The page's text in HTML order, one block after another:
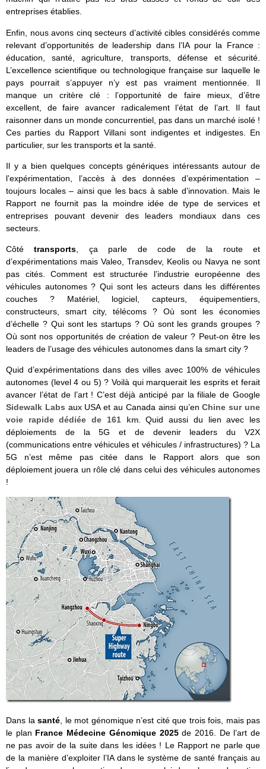
entreprises établies.
Enfin, nous avons cinq secteurs d’activité cibles considérés comme
relevant d’opportunités de leadership dans l’IA pour la France :
éducation, santé, agriculture, transports, défense et sécurité.
L’excellence scientifique ou technologique française sur laquelle le
pays pourrait s’appuyer n’y est pas vraiment mentionnée. Il
manque un critère clé : l’opportunité de faire mieux, d’être
excellent, de faire avancer radicalement l’état de l’art. Il faut
raisonner dans un monde concurrentiel, pas dans un marché isolé !
Ces parties du Rapport Villani sont indigentes et indigestes. En
particulier, sur les transports et la santé.
Il y a bien quelques concepts génériques intéressants autour de
l’expérimentation, l’accès à des données d’expérimentation –
toujours locales – ainsi que les bacs à sable d’innovation. Mais le
Rapport ne fournit pas la moindre idée de type de services et
entreprises pouvant devenir des leaders mondiaux dans ces
secteurs.
Côtétransports , ça parle de code de la route et
d’expérimentations mais Valeo, Transdev, Keolis ou Navya ne sont
pas cités. Comment est structurée l’industrie européenne des
véhicules autonomes ? Qui sont les acteurs dans les différentes
couches ? Matériel, logiciel, capteurs, équipementiers,
constructeurs, smart city, télécoms ? Où sont les économies
d’échelle ? Qui sont les startups ? Où sont les grands groupes ?
Où sont nos opportunités de création de valeur ? Peut-on être les
leaders de l’usage des véhicules autonomes dans la smart city ?
Quid d’expérimentations dans des villes avec 100% de véhicules
autonomes (level 4 ou 5) ? Voilà qui marquerait les esprits et ferait
avancer l’état de l’art ! C’est déjà anticipé par la filiale de Google
Sidewalk Labs aux USA et au Canada ainsi qu’enChine sur une
voie rapide dédiée de 161 km. Quid aussi du lien avec les
déploiements de la 5G et de devenir leaders du V2X
(communications entre véhicules et véhicules / infrastructures) ? La
5G n’est même pas citée dans le Rapport alors que son
déploiement jouera un rôle clé dans celui des véhicules autonomes
!
Dans la santé , le mot génomique n’est cité que trois fois, mais pas
le plan France Médecine Génomique 2025de 2016. De l’art de
ne pas avoir de la suite dans les idées ! Le Rapport ne parle que
de la manière d’exploiter l’IA dans le système de santé français au